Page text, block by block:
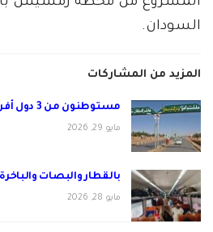
المشروع من محطة رمسيس
السودان.
المزيد من المشاركات
مستوطنون من 3 دول أفريقية يسكنون في منازل…
مايو 29, 2026
بالقطار والبصات
مايو 28, 2026